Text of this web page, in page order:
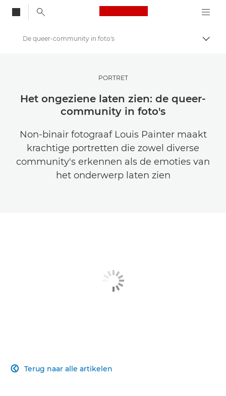
Canon Logo, back
Raak geïnspireerd | Fotografie- en printtips en aankoopgidsen
Verhalen over fotografie en creativiteit
De queer-community in foto's
PORTRET
Het ongeziene laten zien: de queer-
community in foto's
Non-binair fotograaf Louis Painter maakt
krachtige portretten die zowel diverse
community's erkennen als de emoties van
het onderwerp laten zien
Terug naar alle artikelen
